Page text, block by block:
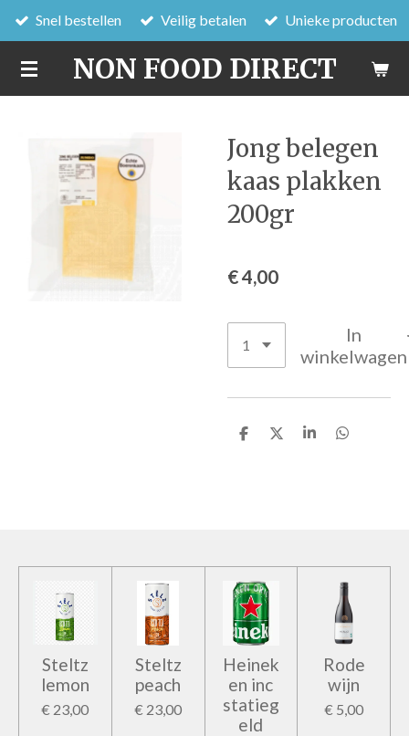
Ga
direct
naar
de
NON FOOD DIRECT
Snel bestellen Veilig betalen Unieke producten
Jong belegen
kaas plakken
200gr
€ 4,00
In
winkelwagen
D
D
S
D
Steltz
lemon
€ 23,00
Steltz
peach
€ 23,00
Heinek
en inc
statieg
eld
Rode
wijn
€ 5,00